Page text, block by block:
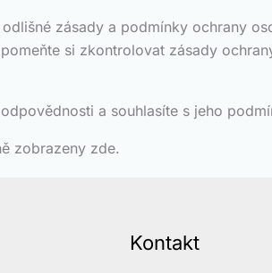
zásady a podmínky ochrany
si zkontrolovat zásady
a souhlasíte s jeho
zobrazeny zde.
Kontakt